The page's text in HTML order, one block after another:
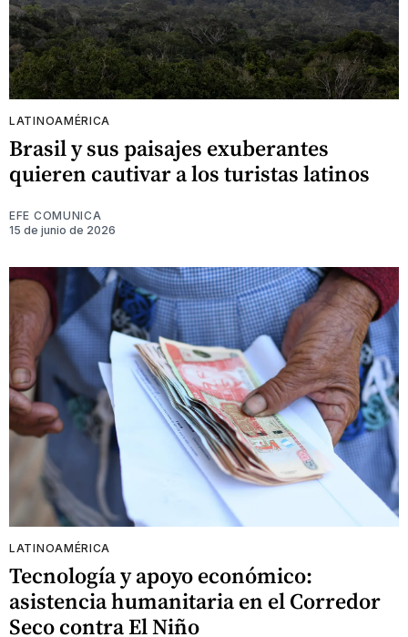
LATINOAMÉRICA
Brasil y sus paisajes exuberantes
quieren cautivar a los turistas latinos
EFE COMUNICA
15 de junio de 2026
LATINOAMÉRICA
Tecnología y apoyo económico:
asistencia humanitaria en el Corredor
Seco contra El Niño